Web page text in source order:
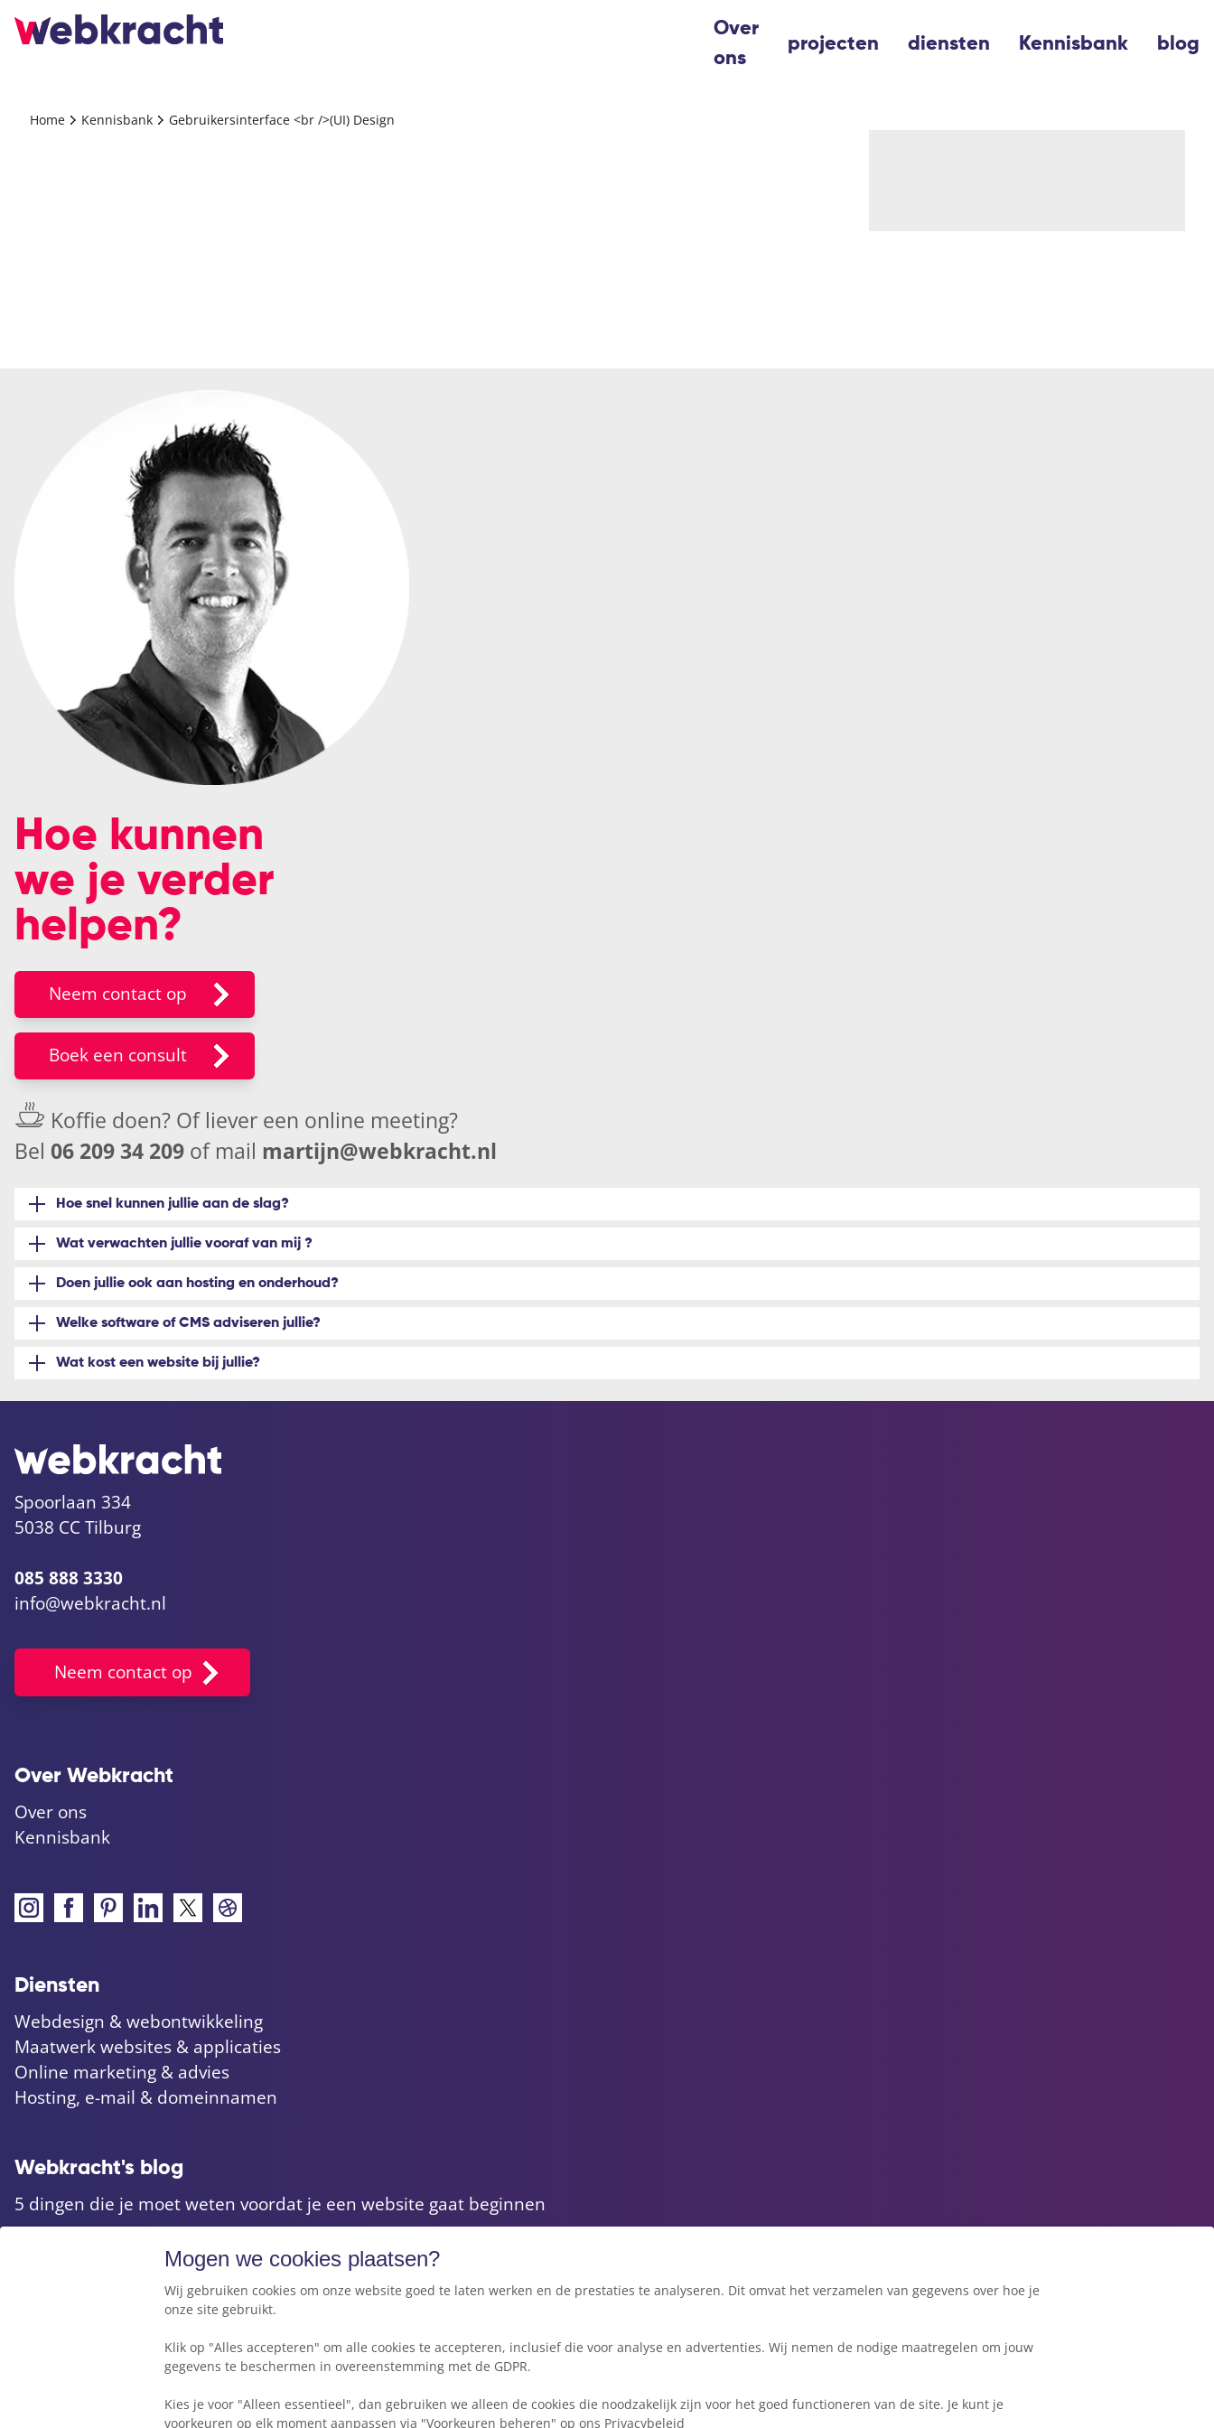
Over
ons
projecten diensten Kennisbank blog
Home Kennisbank Gebruikersinterface <br />(UI) Design
Hoe kunnen
we je verder
helpen?
Neem contact op
Boek een consult
Koffie doen? Of liever een online meeting?
Bel 06 209 34 209 of mail martijn@webkracht.nl
Hoe snel kunnen jullie aan de slag?
Wat verwachten jullie vooraf van mij ?
Doen jullie ook aan hosting en onderhoud?
Welke software of CMS adviseren jullie?
Wat kost een website bij jullie?
Spoorlaan 334
5038 CC Tilburg
085 888 3330
info@webkracht.nl
Neem contact op
Over Webkracht
Over ons
Kennisbank
Diensten
Webdesign & webontwikkeling
Maatwerk websites & applicaties
Online marketing & advies
Hosting, e-mail & domeinnamen
Webkracht's blog
5 dingen die je moet weten voordat je een website gaat beginnen
Heb ik een herontwerp of herbouw van mijn website nodig?
Hoe mobielvriendelijk is jouw website?
Algemene voorwaarden
Mogen we cookies plaatsen?
Wij gebruiken cookies om onze website goed te laten werken en de prestaties te analyseren. Dit omvat het verzamelen van gegevens over hoe je
onze site gebruikt.
Klik op "Alles accepteren" om alle cookies te accepteren, inclusief die voor analyse en advertenties. Wij nemen de nodige maatregelen om jouw
gegevens te beschermen in overeenstemming met de GDPR.
Kies je voor "Alleen essentieel", dan gebruiken we alleen de cookies die noodzakelijk zijn voor het goed functioneren van de site. Je kunt je
voorkeuren op elk moment aanpassen via "Voorkeuren beheren" op ons Privacybeleid